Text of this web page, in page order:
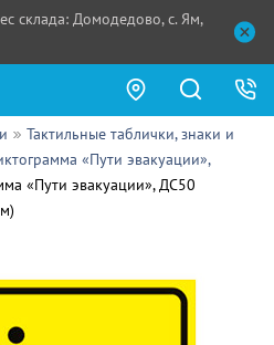
склада: Домодедово, с. Ям,
Тактильные таблички, знаки и
«Пути эвакуации»,
«Пути эвакуации», ДС50